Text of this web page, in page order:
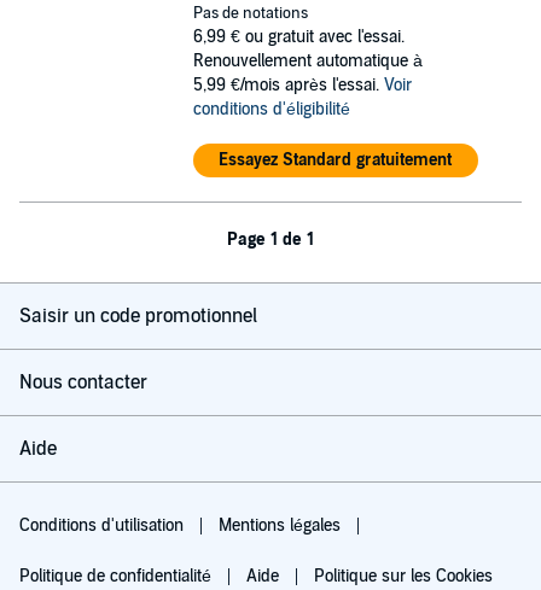
Pas de notations
6,99 € ou gratuit avec l'essai.
Renouvellement automatique à
5,99 €/mois après l'essai. Voir
conditions d'éligibilité
Essayez Standard gratuitement
Page 1 de 1
Saisir un code promotionnel
Nous contacter
Aide
Conditions d'utilisation Mentions légales
Politique de confidentialité Aide Politique sur les Cookies